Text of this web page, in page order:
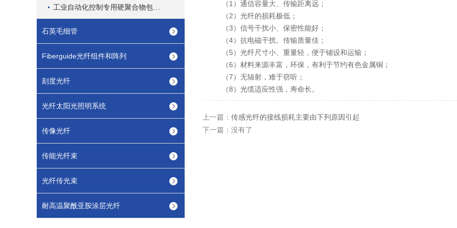
石英毛细管
Fiberguide光纤组件和阵列
刻度光纤
光纤太阳光照明系统
传像光纤
传能光纤束
光纤传光束
耐高温聚酰亚胺涂层光纤
（1）通信容量大、传输距离远；
（2）光纤的损耗极低；
（3）信号干扰小、保密性能好；
（4）抗电磁干扰、传输质量佳；
（5）光纤尺寸小、重量轻，便于铺设和运输；
（6）材料来源丰富，环保，有利于节约有色金属铜；
（7）无辐射，难于窃听；
（8）光缆适应性强，寿命长。
上一篇： 传感光纤的接线损耗主要由下列原因引起
下一篇：没有了